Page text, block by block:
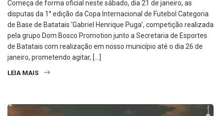
Começa de forma oficial neste sábado, dia 21 de janeiro, as
disputas da 1° edição da Copa Internacional de Futebol Categoria
de Base de Batatais ‘Gabriel Henrique Puga’, competição realizada
pela grupo Dom Bosco Promotion junto a Secretaria de Esportes
de Batatais com realização em nosso município até o dia 26 de
janeiro, prometendo agitar, […]
LEIA MAIS